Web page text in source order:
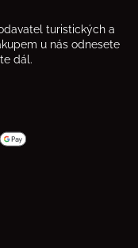
turistických a
u nás odnesete
dál.